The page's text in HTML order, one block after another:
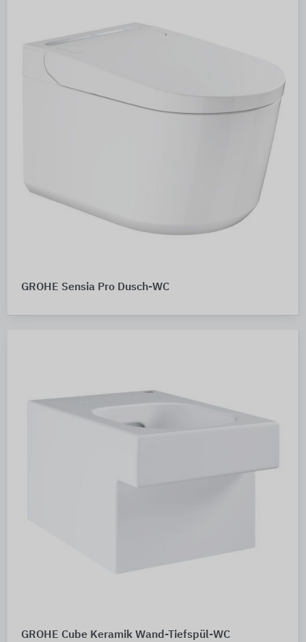
GROHE Sensia Pro Dusch-WC
GROHE Cube Keramik Wand-Tiefspül-WC